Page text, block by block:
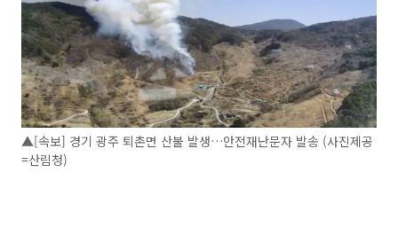
▲[속보] 경기 광주 퇴촌면 산불 발생…안전재난문자 발송 (사진제공
=산림청)